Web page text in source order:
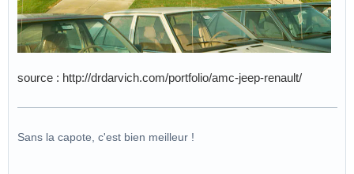
source : http://drdarvich.com/portfolio/amc-jeep-renault/
Sans la capote, c'est bien meilleur !